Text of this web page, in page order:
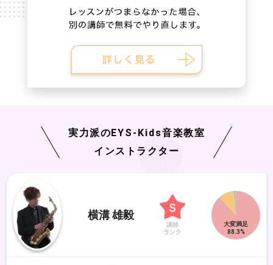
実力派の EYS-Kids音楽教室
インストラクター
横溝 雄毅
講師
ランク